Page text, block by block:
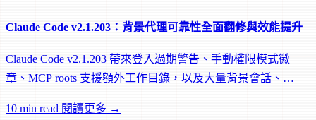
Claude Code v2.1.203：背景代理可靠性全面翻修與效能提升
Claude Code v2.1.203 帶來登入過期警告、手動權限模式徽
章、MCP roots 支援額外工作目錄，以及大量背景會話、
10 min read 閱讀更多 →